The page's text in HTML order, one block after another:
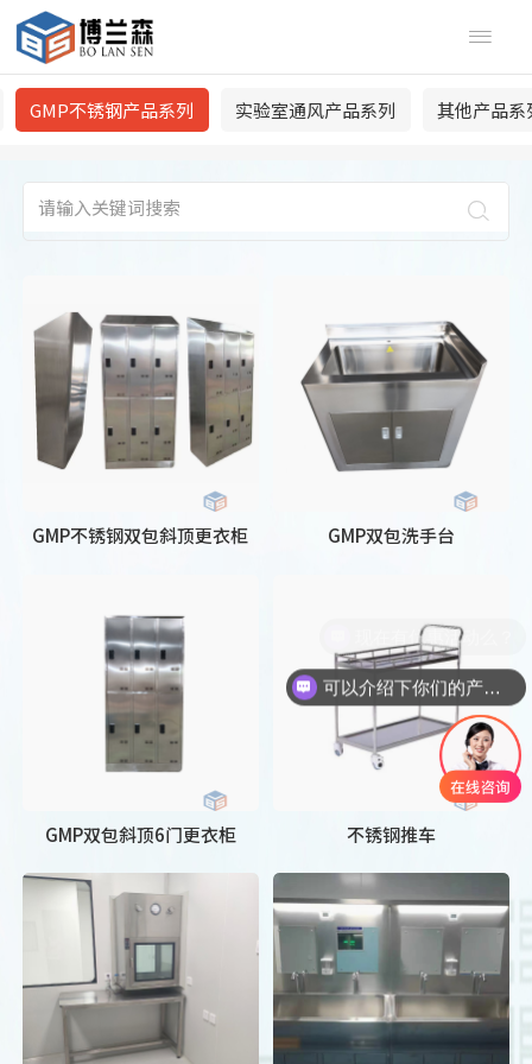

GMP不锈钢产品系列 实验室通风产品系列 其他产品系

GMP不锈钢双包斜顶更衣柜 GMP双包洗手台
GMP双包斜顶6门更衣柜 不锈钢推车
可以介绍下你们的产品么？
现在有优惠活动么？